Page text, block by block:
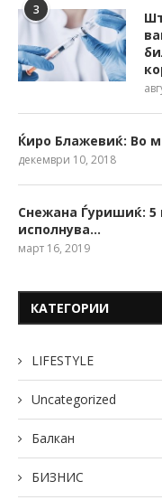
3
Ќиро Блажевиќ: Во
декември 10, 2018
Снежана Ѓуришиќ:
исполнува…
март 16, 2019
КАТЕГОРИИ
LIFESTYLE
Uncategorized
Балкан
БИЗНИС